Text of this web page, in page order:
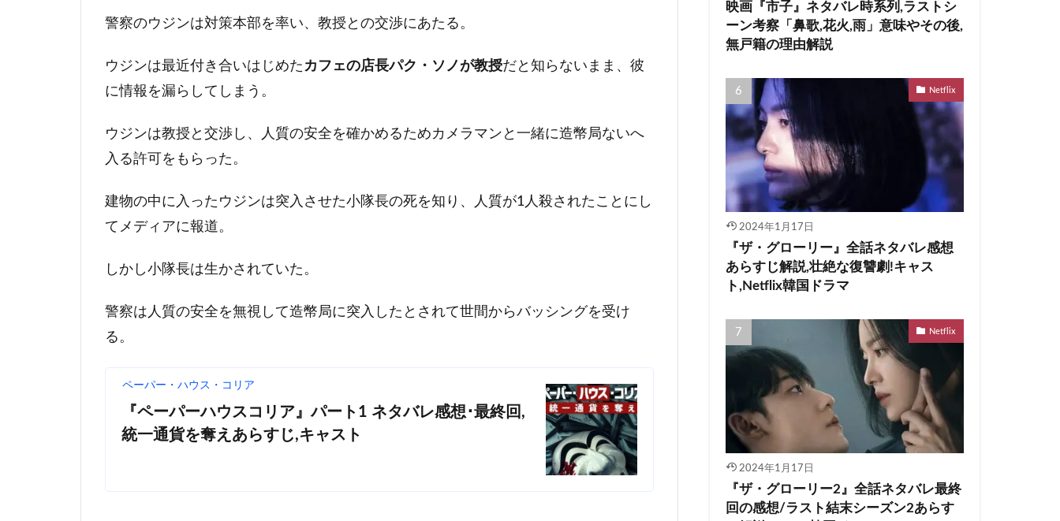
警察のウジンは対策本部を率い、教授との交渉にあたる。
ウジンは最近付き合いはじめた カフェの店長パク・ソノが教授だと知らないまま、彼
に情報を漏らしてしまう。
ウジンは教授と交渉し、人質の安全を確かめるためカメラマンと一緒に造幣局ないへ
入る許可をもらった。
建物の中に入ったウジンは突入させた小隊長の死を知り、人質が1人殺されたことにし
てメディアに報道。
しかし小隊長は生かされていた。
警察は人質の安全を無視して造幣局に突入したとされて世間からバッシングを受け
る。
ペーパー・ハウス・コリア
『ペーパーハウスコリア』パート1 ネタバレ感想･最終回,
統一通貨を奪えあらすじ,キャスト
映画『市子』ネタバレ時系列,ラストシ
ーン考察「鼻歌,花火,雨」意味やその後,
無戸籍の理由解説
Netflix
2024年1月17日
『ザ・グローリー』全話ネタバレ感想
あらすじ解説,壮絶な復讐劇!キャス
ト,Netflix韓国ドラマ
Netflix
2024年1月17日
『ザ・グローリー2』全話ネタバレ最終
回の感想/ラスト結末シーズン2あらす